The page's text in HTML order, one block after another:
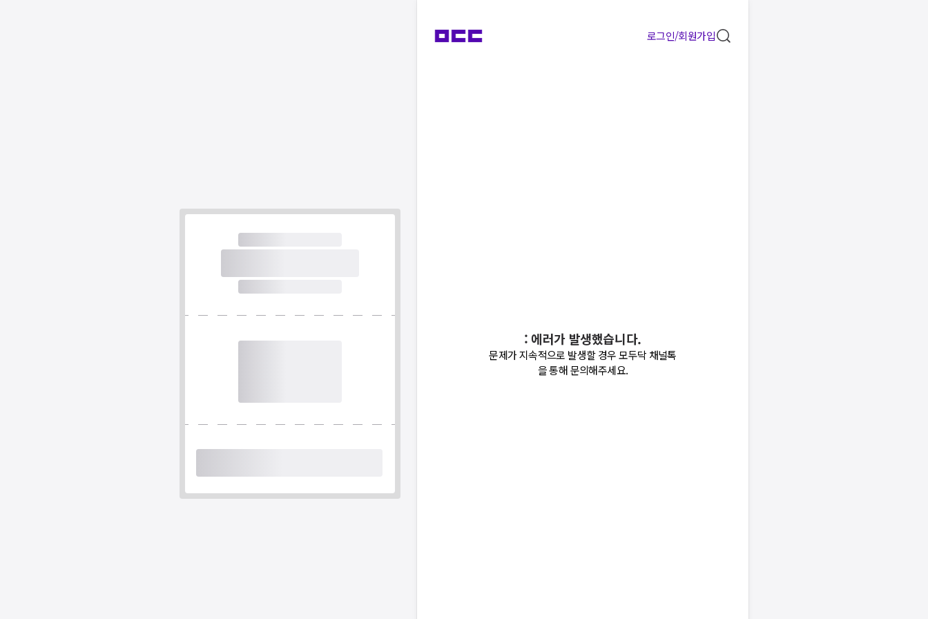
로그인/회원가입
: 에러가 발생했습니다.
문제가 지속적으로 발생할 경우 모두닥 채널톡
을 통해 문의해주세요.